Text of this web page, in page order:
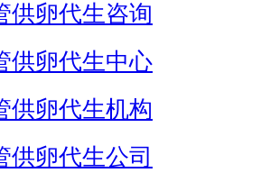
供卵代生咨询
供卵代生中心
供卵代生机构
供卵代生公司